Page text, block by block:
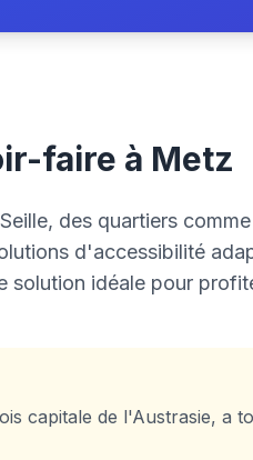
faire à Metz
des quartiers
d'accessibilité
solution idéale pour
capitale de l'Austrasie, a